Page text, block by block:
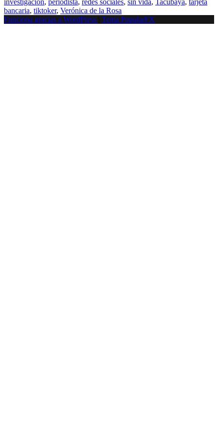
bancaria, tiktoker, Verónica de la Rosa
Funciona gracias a WordPress
Tema PopularFX